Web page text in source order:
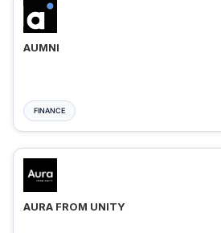
AUMNI
FINANCE
AURA FROM UNITY